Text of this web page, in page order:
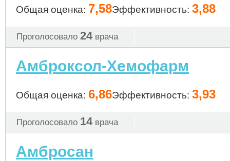
Общая оценка: 7,58Эффективность: 3,88
Проголосовало 24 врача
Амброксол-Хемофарм
Общая оценка: 6,86Эффективность: 3,93
Проголосовало 14 врача
Амбросан